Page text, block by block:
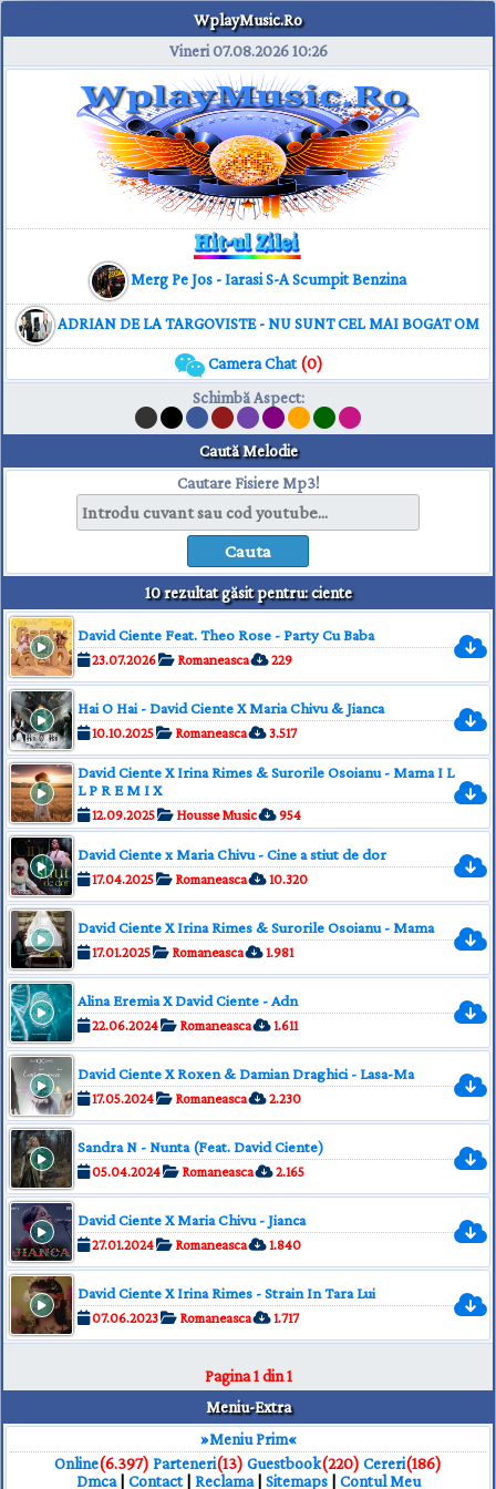
WplayMusic.Ro
Vineri 07.08.202610:26
Merg Pe Jos - Iarasi S-A Scumpit Benzina
ADRIAN DE LA TARGOVISTE - NU SUNT CEL MAI BOGAT OM
Camera Chat(0)
Schimbă Aspect:
Caută Melodie
Cautare Fisiere Mp3!
10 rezultat găsit pentru: ciente
David Ciente Feat. Theo Rose - Party Cu Baba
23.07.2026 Romaneasca 229
Hai O Hai - David Ciente X Maria Chivu & Jianca
10.10.2025 Romaneasca 3.517
David Ciente X Irina Rimes & Surorile Osoianu - Mama I L
L P R E M I X
12.09.2025 Housse Music 954
David Ciente x Maria Chivu - Cine a stiut de dor
17.04.2025 Romaneasca 10.320
David Ciente X Irina Rimes & Surorile Osoianu - Mama
17.01.2025 Romaneasca 1.981
Alina Eremia X David Ciente - Adn
22.06.2024 Romaneasca 1.611
David Ciente X Roxen & Damian Draghici - Lasa-Ma
17.05.2024 Romaneasca 2.230
Sandra N - Nunta (Feat. David Ciente)
05.04.2024 Romaneasca 2.165
David Ciente X Maria Chivu - Jianca
27.01.2024 Romaneasca 1.840
David Ciente X Irina Rimes - Strain In Tara Lui
07.06.2023 Romaneasca 1.717
Pagina1din1
Meniu-Extra
»Meniu Prim«
Online(6.397) Parteneri(13) Guestbook(220) Cereri(186)
Dmca| Contact| Reclama| Sitemaps| Contul Meu